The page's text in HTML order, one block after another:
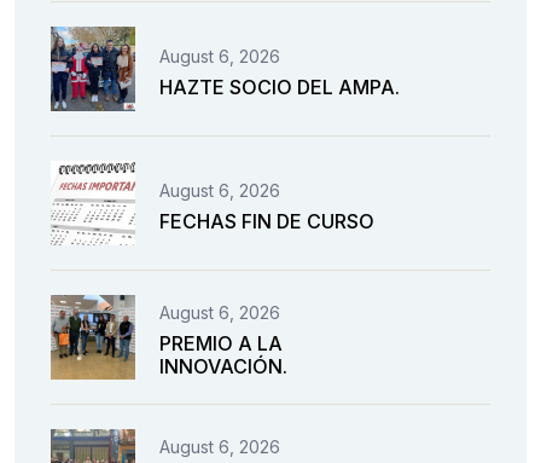
August 6, 2026
HAZTE SOCIO DEL AMPA.
August 6, 2026
FECHAS FIN DE CURSO
August 6, 2026
PREMIO A LA
INNOVACIÓN.
August 6, 2026